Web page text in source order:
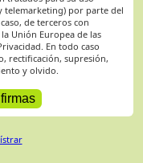
telemarketing) por parte del
de terceros con
Unión Europea de las
En todo caso
rectificación, supresión,
y olvido.